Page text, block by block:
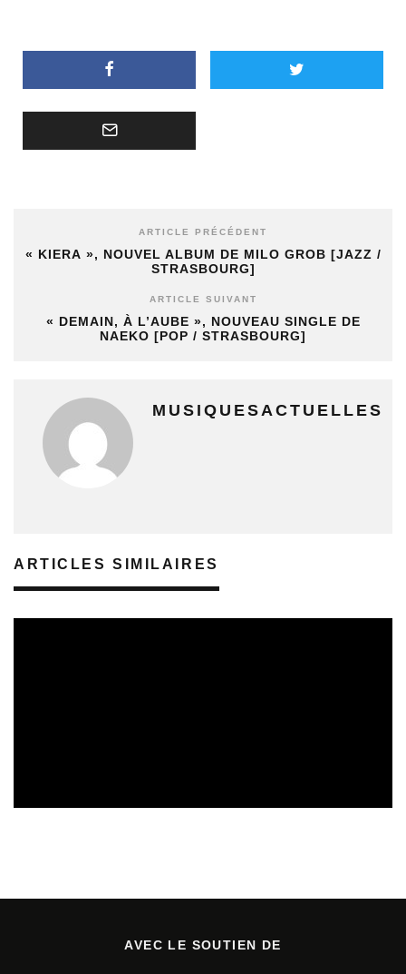
ARTICLE PRÉCÉDENT
« KIERA », NOUVEL ALBUM DE MILO GROB [JAZZ /
STRASBOURG]
ARTICLE SUIVANT
« DEMAIN, À L’AUBE », NOUVEAU SINGLE DE
NAEKO [POP / STRASBOURG]
MUSIQUESACTUELLES
ARTICLES SIMILAIRES
AVEC LE SOUTIEN DE